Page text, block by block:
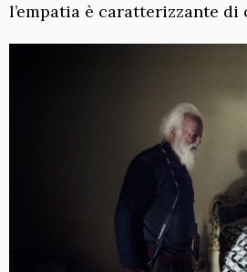
l’empatia è caratterizzante